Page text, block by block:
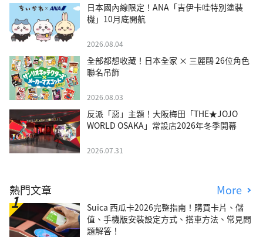
日本國內線限定！ANA「吉伊卡哇特別塗裝
機」10月底開航
2026.08.04
全部都想收藏！日本全家 × 三麗鷗 26位角色
聯名吊飾
2026.08.03
反派「惡」主題！大阪梅田「THE★JOJO
WORLD OSAKA」常設店2026年冬季開幕
2026.07.31
熱門文章 More
Suica 西瓜卡2026完整指南！購買卡片、儲
值、手機版安裝設定方式、搭車方法、常見問
題解答！